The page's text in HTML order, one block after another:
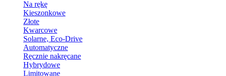
Na rękę
Kieszonkowe
Złote
Kwarcowe
Solarne, Eco-Drive
Automatyczne
Ręcznie nakręcane
Hybrydowe
Limitowane